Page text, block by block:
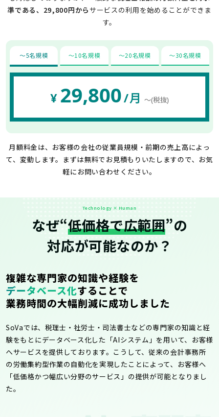
準である、29,800円から サービスの利用を始めることができま
す。
〜5名規模 〜10名規模 〜20名規模 〜30名規模
¥ 29,800/月 〜(税抜)
月額料金は、お客様の会社の従業員規模・前期の売上高によっ
て、変動します。 まずは無料でお見積もりいたしますので、お気
軽にお問い合わせください。
Technology × Human
なぜ“低価格で広範囲”の
対応が可能なのか？
複雑な専門家の知識や経験を
データベース化することで
業務時間の大幅削減に成功しました
SoVaでは、税理士・社労士・司法書士などの専門家の知識と経
験をもとにデータベース化した「AIシステム」を用いて、お客様
へサービスを提供しております。こうして、従来の会計事務所
の労働集約型作業の自動化を実現したことによって、お客様へ
「低価格かつ幅広い分野のサービス」の提供が可能となりまし
た。